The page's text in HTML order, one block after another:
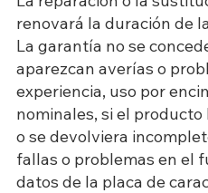
renovará la duración de
La garantía no se
aparezcan averías o
experiencia, uso por
nominales, si el
o se devolviera
fallas o problemas en el
datos de la placa de